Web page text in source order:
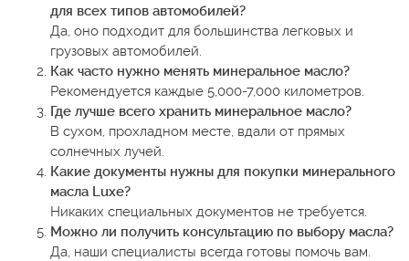
для всех типов автомобилей?
Да, оно подходит для большинства легковых и
грузовых автомобилей.
Как часто нужно менять минеральное масло?
Рекомендуется каждые 5,000-7,000 километров.
Где лучше всего хранить минеральное масло?
В сухом, прохладном месте, вдали от прямых
солнечных лучей.
Какие документы нужны для покупки минерального
масла Luxe?
Никаких специальных документов не требуется.
Можно ли получить консультацию по выбору масла?
Да, наши специалисты всегда готовы помочь вам.